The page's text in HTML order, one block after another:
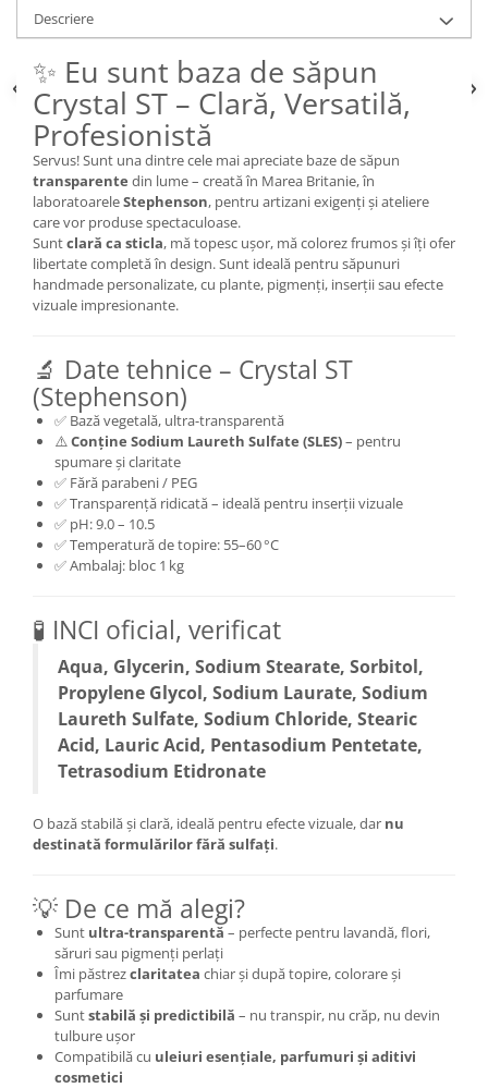
Descriere
✨ Eu sunt baza de săpun
Crystal ST – Clară, Versatilă,
Profesionistă
Servus! Sunt una dintre cele mai apreciate baze de săpun
transparente din lume – creată în Marea Britanie, în
laboratoareleStephenson, pentru artizani exigenți și ateliere
care vor produse spectaculoase.
Suntclară ca sticla, mă topesc ușor, mă colorez frumos și îți ofer
libertate completă în design. Sunt ideală pentru săpunuri
handmade personalizate, cu plante, pigmenți, inserții sau efecte
vizuale impresionante.
🔬 Date tehnice – Crystal ST
(Stephenson)
✅ Bază vegetală, ultra-transparentă
⚠️Conține Sodium Laureth Sulfate (SLES)– pentru
spumare și claritate
✅ Fără parabeni / PEG
✅ Transparență ridicată – ideală pentru inserții vizuale
✅ pH: 9.0 – 10.5
✅ Temperatură de topire: 55–60 °C
✅ Ambalaj: bloc 1 kg
🧪 INCI oficial, verificat
Aqua, Glycerin, Sodium Stearate, Sorbitol,
Propylene Glycol, Sodium Laurate, Sodium
Laureth Sulfate, Sodium Chloride, Stearic
Acid, Lauric Acid, Pentasodium Pentetate,
Tetrasodium Etidronate
O bază stabilă și clară, ideală pentru efecte vizuale, dar nu
destinată formulărilor fără sulfați.
💡 De ce mă alegi?
Sunt ultra-transparentă – perfecte pentru lavandă, flori,
săruri sau pigmenți perlați
Îmi păstrezclaritatea chiar și după topire, colorare și
parfumare
Suntstabilă și predictibilă – nu transpir, nu crăp, nu devin
tulbure ușor
Compatibilă cu uleiuri esențiale, parfumuri și aditivi
cosmetici